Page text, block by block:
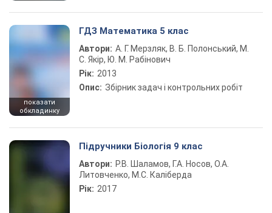
показати
обкладинку
ГДЗ Математика 5 клас
Автори: А. Г. Мерзляк, В. Б. Полонський, М.
С. Якір, Ю. М. Рабінович
Рік: 2013
Опис: Збірник задач і контрольних робіт
Підручники Біологія 9 клас
Автори: Р.В. Шаламов, Г.А. Носов, О.А.
Литовченко, М.С. Каліберда
Рік: 2017